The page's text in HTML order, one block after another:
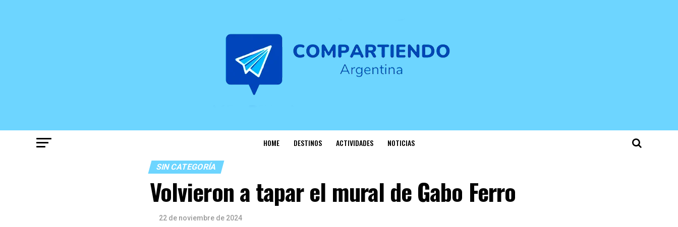
HOME DESTINOS ACTIVIDADES NOTICIAS
SIN CATEGORÍA
Volvieron a tapar el mural de Gabo Ferro
22 de noviembre de 2024